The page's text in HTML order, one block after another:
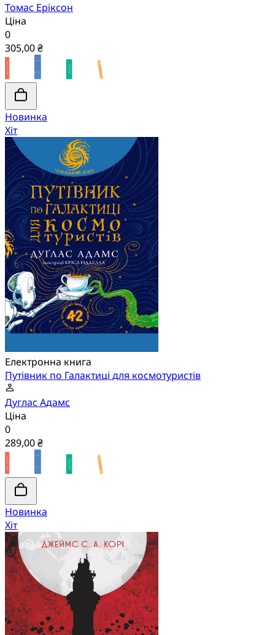
Томас Еріксон
Ціна
0
305,00 ₴
Новинка
Хіт
Електронна книга
Путівник по Галактиці для космотуристів
Дуглас Адамс
Ціна
0
289,00 ₴
Новинка
Хіт